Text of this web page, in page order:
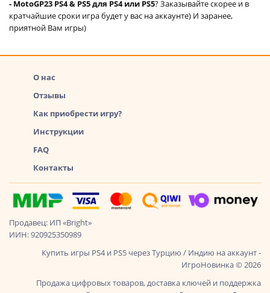
- MotoGP23 PS4 & PS5 для PS4 или PS5? Заказывайте скорее и в
кратчайшие сроки игра будет у вас на аккаунте) И заранее,
приятной Вам игры)
О нас
Отзывы
Как приобрести игру?
Инструкции
FAQ
Контакты
Продавец: ИП «Bright»
ИИН: 920925350989
Купить игры PS4 и PS5 через Турцию / Индию на аккаунт -
ИгроНовинка © 2026
Продажа цифровых товаров, доставка ключей и поддержка